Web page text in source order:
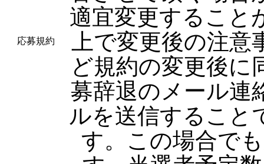
応募規約
適宜変更すること
上で変更後の注
ど規約の変更後に
募辞退のメール連
ルを送信すること
す。この場合で